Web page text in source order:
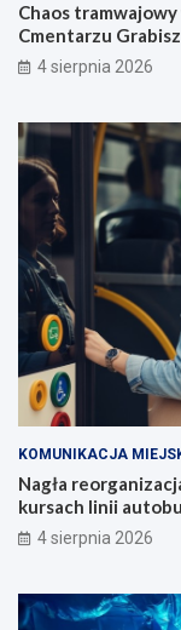
Chaos
Cmentarzu
4 sierpnia 2026
KOMUNIKACJA
Nagła
kursach linii
4 sierpnia 2026